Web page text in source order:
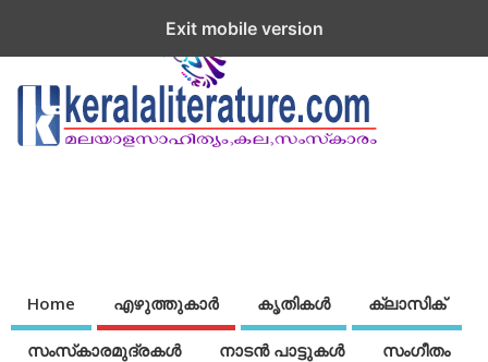
Home എഴുത്തുകാര്‍ കൃതികൾ ക്ലാസിക്
സംസ്‌കാരമുദ്രകള്‍ നാടന്‍ പാട്ടുകള്‍ സംഗീതം
Exit mobile version